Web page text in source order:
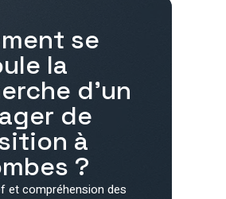
se
la
d'un
de
à
?
et compréhension des